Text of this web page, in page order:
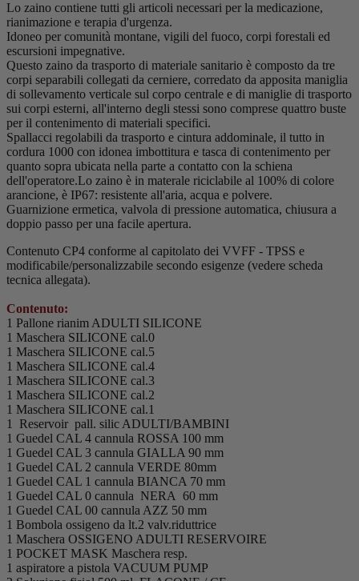
Lo zaino contiene tutti gli articoli necessari per la medicazione,
rianimazione e terapia d'urgenza.
Idoneo per comunità montane, vigili del fuoco, corpi forestali ed
escursioni impegnative.
Questo zaino da trasporto di materiale sanitario è composto da tre
corpi separabili collegati da cerniere, corredato da apposita maniglia
di sollevamento verticale sul corpo centrale e di maniglie di trasporto
sui corpi esterni, all'interno degli stessi sono comprese quattro buste
per il contenimento di materiali specifici.
Spallacci regolabili da trasporto e cintura addominale, il tutto in
cordura 1000 con idonea imbottitura e tasca di contenimento per
quanto sopra ubicata nella parte a contatto con la schiena
dell'operatore.Lo zaino è in materale riciclabile al 100% di colore
arancione, è IP67: resistente all'aria, acqua e polvere.
Guarnizione ermetica, valvola di pressione automatica, chiusura a
doppio passo per una facile apertura.
Contenuto CP4 conforme al capitolato dei VVFF - TPSS e
modificabile/personalizzabile secondo esigenze (vedere scheda
tecnica allegata).
Contenuto:
1 Pallone rianim ADULTI SILICONE
1 Maschera SILICONE cal.0
1 Maschera SILICONE cal.5
1 Maschera SILICONE cal.4
1 Maschera SILICONE cal.3
1 Maschera SILICONE cal.2
1 Maschera SILICONE cal.1
1 Reservoir pall. silic ADULTI/BAMBINI
1 Guedel CAL 4 cannula ROSSA 100 mm
1 Guedel CAL 3 cannula GIALLA 90 mm
1 Guedel CAL 2 cannula VERDE 80mm
1 Guedel CAL 1 cannula BIANCA 70 mm
1 Guedel CAL 0 cannula NERA 60 mm
1 Guedel CAL 00 cannula AZZ 50 mm
1 Bombola ossigeno da lt.2 valv.riduttrice
1 Maschera OSSIGENO ADULTI RESERVOIRE
1 POCKET MASK Maschera resp.
1 aspiratore a pistola VACUUM PUMP